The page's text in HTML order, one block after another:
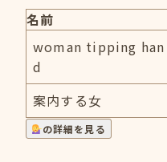
名前
woman tipping han
d
案内する女
の詳細を見る